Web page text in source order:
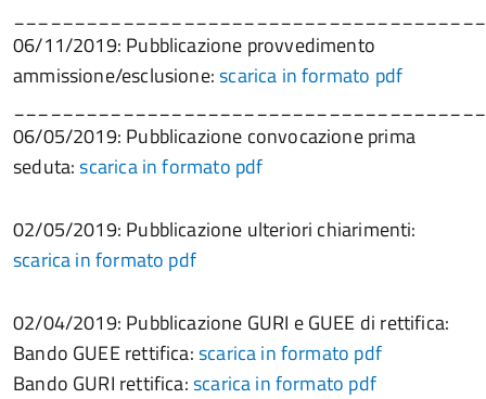
06/11/2019: Pubblicazione provvedimento
ammissione/esclusione:scarica in formato pdf
06/05/2019: Pubblicazione convocazione prima
seduta:scarica in formato pdf
02/05/2019: Pubblicazione ulteriori chiarimenti:
scarica in formato pdf
02/04/2019: Pubblicazione GURI e GUEE di rettifica:
Bando GUEE rettifica:scarica in formato pdf
Bando GURI rettifica:scarica in formato pdf